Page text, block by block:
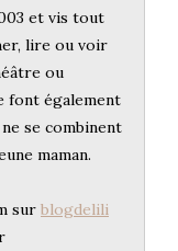
et vis tout
lire ou voir
ou
font également
se combinent
maman.
sur blogdelili